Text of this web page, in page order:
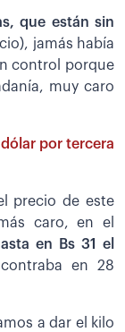
que están sin
jamás había
control porque
muy caro
por tercera
precio de este
caro, en el
en Bs 31 el
en 28
a dar el kilo